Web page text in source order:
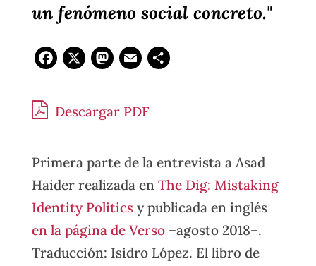
un fenómeno social concreto."
Facebook
X Mastodon
Email
Descargar PDF
Primera parte de la entrevista a Asad
Haider realizada en The Dig: Mistaking
Identity Politicsy publicada en inglés
en la página de Verso–agosto 2018–.
Traducción: Isidro López. El libro de